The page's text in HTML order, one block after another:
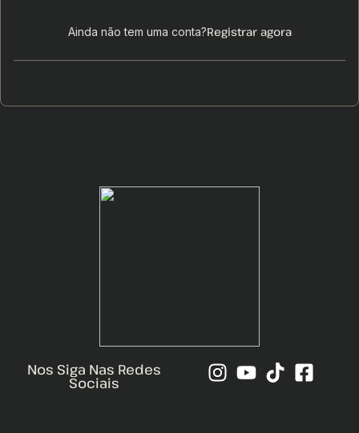
Ainda não tem uma conta?Registrar agora
Nos Siga Nas Redes
Sociais